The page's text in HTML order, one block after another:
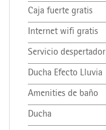
Caja fuerte gratis
Internet wifi gratis
Servicio despertador
Ducha Efecto Lluvia
Amenities de baño
Ducha